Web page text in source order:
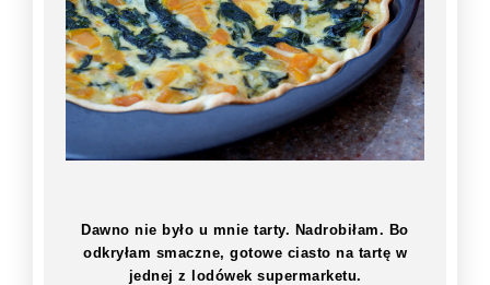
Dawno nie było u mnie tarty. Nadrobiłam. Bo
odkryłam smaczne, gotowe ciasto na tartę w
jednej z lodówek supermarketu.